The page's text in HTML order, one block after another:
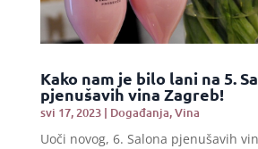
Kako nam je bilo lani na 5.
pjenušavih vina Zagreb!
svi 17, 2023| Događanja,Vina
Uoči novog, 6. Salona pjenušavih